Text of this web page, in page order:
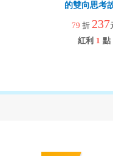
的雙向思考
79 折 237
紅利 1 點